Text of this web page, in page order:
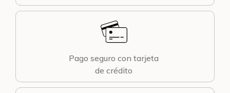
Pago seguro con tarjeta
de crédito